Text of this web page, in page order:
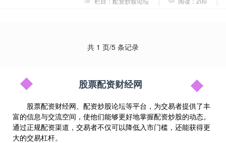
共 1 页/5 条记录
股票配资财经网
股票配资财经网、配资炒股论坛等平台，为交易者提供了丰
富的信息与交流空间，使他们能够更好地掌握配资炒股的动态。
通过正规配资渠道，交易者不仅可以降低入市门槛，还能获得更
大的交易杠杆。